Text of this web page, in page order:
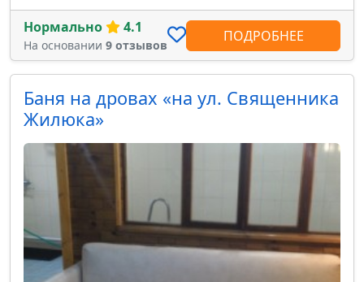
Нормально 4.1
На основании 9 отзывов
ПОДРОБНЕЕ
Баня на дровах «на ул. Священника
Жилюка»